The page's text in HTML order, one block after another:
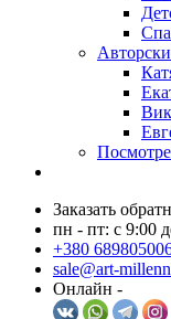
Заказать
пн - пт: с 9:00
+380
sale@art-
Онлайн -